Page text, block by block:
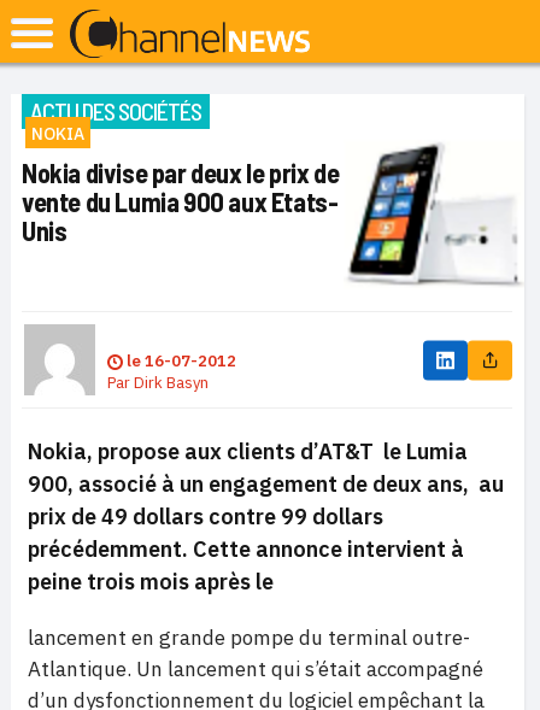
ACTU DES SOCIÉTÉS
NOKIA
Nokia divise par deux le prix de
vente du Lumia 900 aux Etats-
Unis
le16-07-2012
ParDirk Basyn
Nokia, propose aux clients d’AT&T le Lumia
900, associé à un engagement de deux ans, au
prix de 49 dollars contre 99 dollars
précédemment. Cette annonce intervient à
peine trois mois après le
lancement en grande pompe du terminal outre-
Atlantique. Un lancement qui s’était accompagné
d’un dysfonctionnement du logiciel empêchant la